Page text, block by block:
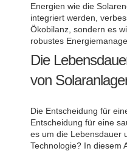
Energien wie die
integriert werden,
Ökobilanz, sondern es
robustes
Die
von
Die Entscheidung für
Entscheidung für eine
es um die Lebensdauer
Technologie? In diesem